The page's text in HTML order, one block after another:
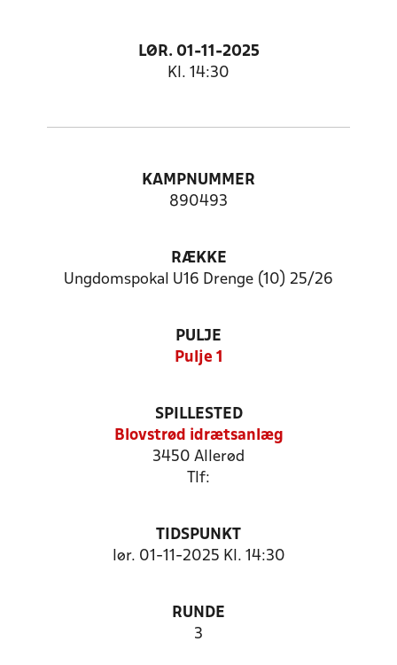
LØR. 01-11-2025
Kl. 14:30
KAMPNUMMER
890493
RÆKKE
Ungdomspokal U16 Drenge (10) 25/26
PULJE
Pulje 1
SPILLESTED
Blovstrød idrætsanlæg
3450 Allerød
Tlf:
TIDSPUNKT
lør. 01-11-2025 Kl. 14:30
RUNDE
3